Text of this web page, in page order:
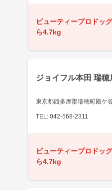
ビューティープロドッ
ら4.7kg
ジョイフル本田 瑞穂
東京都西多摩郡瑞穂町殿ケ
TEL: 042-568-2311
ビューティープロドッ
ら4.7kg